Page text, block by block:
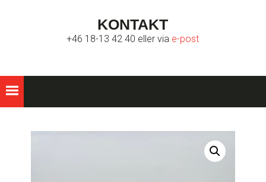
SKOTTENS
PLAST AB
KONTAKT
+46 18-13 42 40 eller via e-post